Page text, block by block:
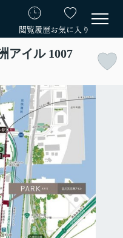
閲覧履歴お気に入り
アイル 1007